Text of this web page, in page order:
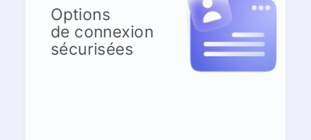
Options
de connexion
sécurisées